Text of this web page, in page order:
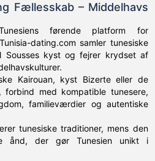
Fællesskab – Middelhavs
førende platform for
dating.com samler tunesiske
Sousses kyst og fejrer krydset af
Kairouan, kyst Bizerte eller de
med kompatible tunesere,
familieværdier og autentiske
tunesiske traditioner, mens den
ånd, der gør Tunesien unikt i